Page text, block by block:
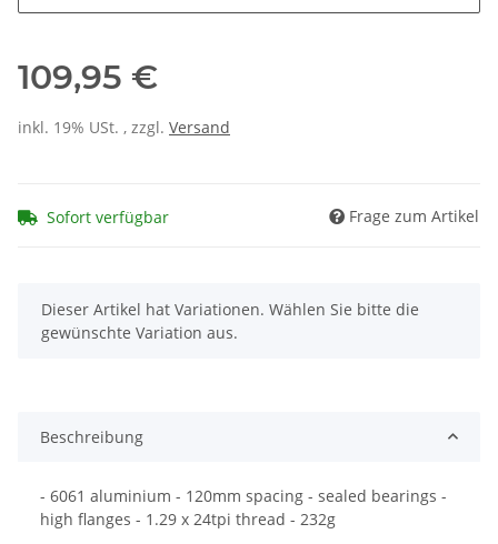
109,95 €
inkl. 19% USt. , zzgl. Versand
Sofort verfügbar Frage zum Artikel
x
Dieser Artikel hat Variationen. Wählen Sie bitte die
gewünschte Variation aus.
Beschreibung
- 6061 aluminium - 120mm spacing - sealed bearings -
high flanges - 1.29 x 24tpi thread - 232g